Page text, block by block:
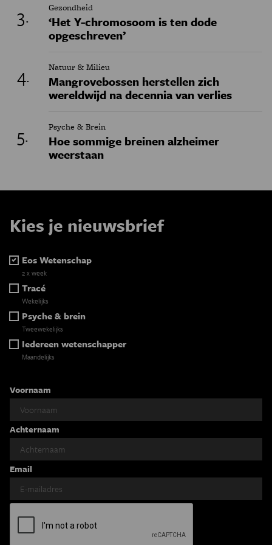
Gezondheid
‘Het Y-chromosoom is ten dode
opgeschreven’
Natuur & Milieu
Mangrovebossen herstellen zich
wereldwijd na decennia van verlies
Psyche & Brein
Hoe sommige breinen alzheimer
weerstaan
Kies je nieuwsbrief
Eos Wetenschap
2 x week
Tracé
Wekelijks
Psyche & brein
Tweewekelijks
Iedereen wetenschapper
Maandelijks
Voornaam
Achternaam
Email